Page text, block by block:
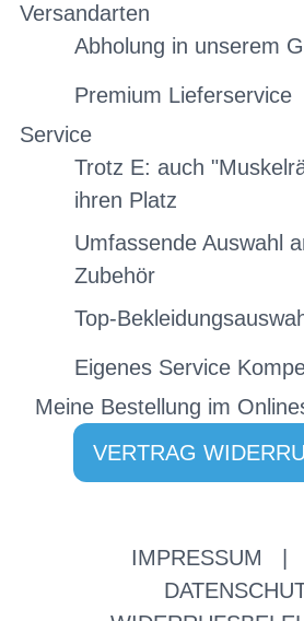
Versandarten
Abholung in unserem
Premium Lieferservice
Service
Trotz E: auch
ihren Platz
Umfassende Auswahl
Zubehör
Top-
Eigenes Service
Meine Bestellung im
VERTRAG
IMPRESSUM